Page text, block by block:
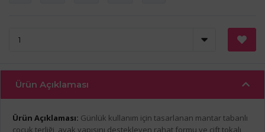
Ürün Açıklaması
Ürün Açıklaması: Günlük kullanım için tasarlanan mantar tabanlı
çocuk terliği, ayak yapısını destekleyen rahat formu ve çift tokalı